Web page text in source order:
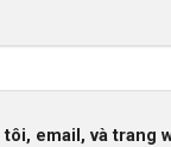
tôi, email, và trang